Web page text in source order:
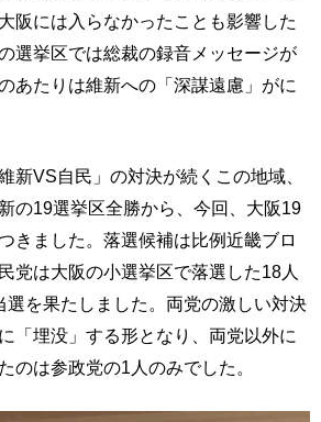
阪には入らなかったことも影響した
選挙区では総裁の録音メッセージが
あたりは維新への「深謀遠慮」がに
新VS自民」の対決が続くこの地域、
の19選挙区全勝から、今回、大阪19
きました。落選候補は比例近畿ブロ
党は大阪の小選挙区で落選した18人
選を果たしました。両党の激しい対決
「埋没」する形となり、両党以外に
のは参政党の1人のみでした。